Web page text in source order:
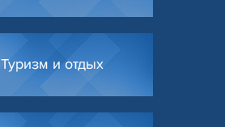
Туризм и отдых